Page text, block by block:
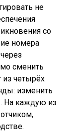
не
со
номера
сменить
из четырёх
изменить
На каждую из